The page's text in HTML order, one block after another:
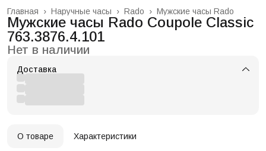
Мужские часы Rado
Rado ›
Наручные часы ›
Главная ›
Мужские часы Rado Coupole Classic
763.3876.4.101
Нет в наличии
Доставка
О товаре Характеристики